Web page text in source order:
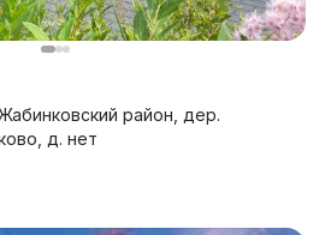
район, дер.
д. нет